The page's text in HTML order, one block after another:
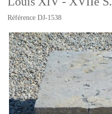
Référence DJ-1538